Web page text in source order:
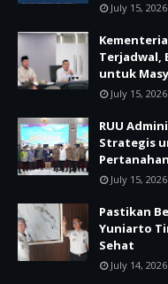
July 15, 2026
Terjadwal,
untuk
July 15, 2026
RUU
Strategis
July 15, 2026
Pastikan
Yuniarto
Sehat
July 14, 2026